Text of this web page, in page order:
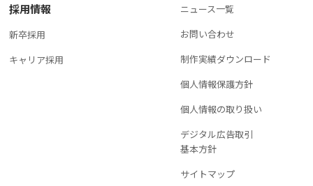
採用情報
新卒採用
キャリア採用
ニュース一覧
お問い合わせ
制作実績ダウンロード
個人情報保護方針
個人情報の取り扱い
デジタル広告取引
基本方針
サイトマップ